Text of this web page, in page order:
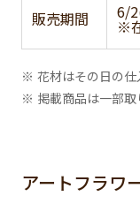
販売期間 6/
※
※ 花材はその日の仕
※ 掲載商品は一部取
アートフラワ